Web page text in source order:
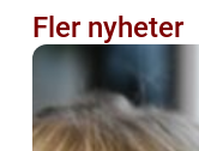
Fler nyheter